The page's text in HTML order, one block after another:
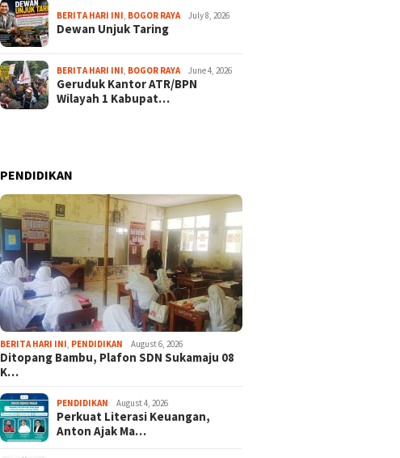
Ajang Promosi Wisata,
Ratusan Peserta Ikuti Tour
Malasari Halimun Salak 2026
BERITA HARI INI BOGOR RAYA July 8, 2026
Dewan Unjuk Taring
BERITA HARI INI BOGOR RAYA June 4, 2026
Geruduk Kantor ATR/BPN
Wilayah 1 Kabupat…
PENDIDIKAN
BERITA HARI INI PENDIDIKAN August 6, 2026
Ditopang Bambu, Plafon SDN Sukamaju 08
K…
PENDIDIKAN August 4, 2026
Perkuat Literasi Keuangan,
Anton Ajak Ma…